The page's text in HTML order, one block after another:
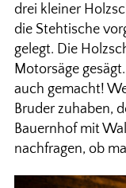
drei kleiner
die Stehtische
gelegt. Die
Motorsäge
auch gemacht!
Bruder zuhaben,
Bauernhof mit
nachfragen, ob